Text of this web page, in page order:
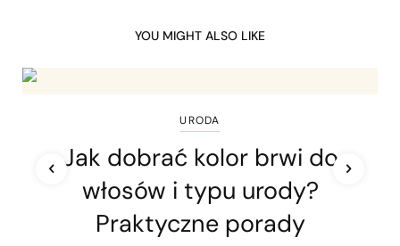
YOU MIGHT ALSO LIKE
URODA
Jak dobrać kolor brwi do
włosów i typu urody?
Praktyczne porady